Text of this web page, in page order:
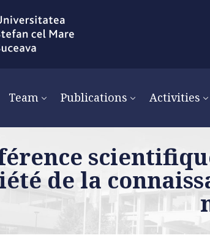
Team Publications Activities
de la